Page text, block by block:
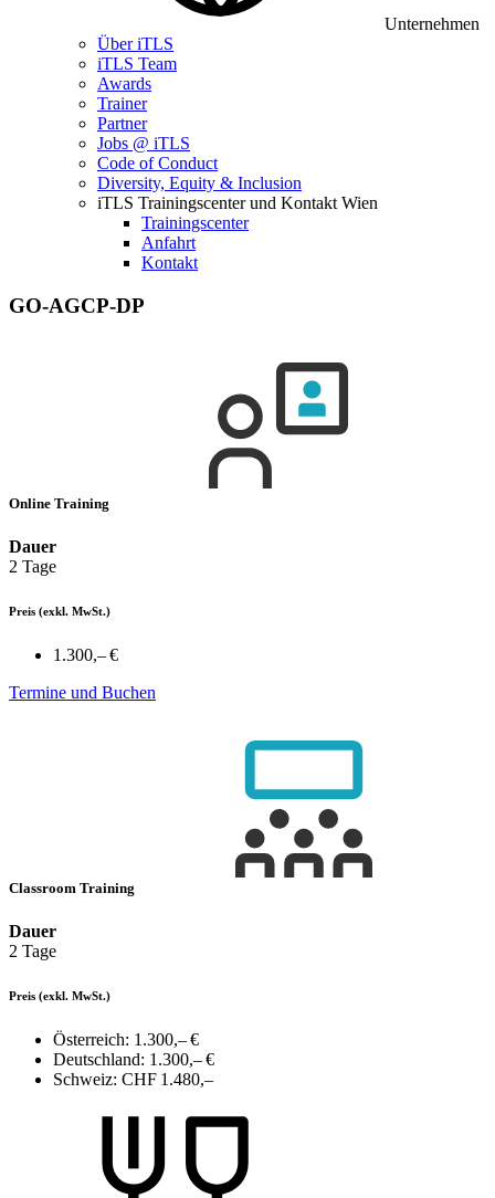
Unternehmen
Über iTLS
iTLS Team
Awards
Trainer
Partner
Jobs @ iTLS
Code of Conduct
Diversity, Equity & Inclusion
iTLS Trainingscenter und Kontakt Wien
Trainingscenter
Anfahrt
Kontakt
GO-AGCP-DP
Online Training
Dauer
2 Tage
Preis (exkl. MwSt.)
1.300,– €
Termine und Buchen
Classroom Training
Dauer
2 Tage
Preis (exkl. MwSt.)
Österreich: 1.300,– €
Deutschland: 1.300,– €
Schweiz: CHF 1.480,–